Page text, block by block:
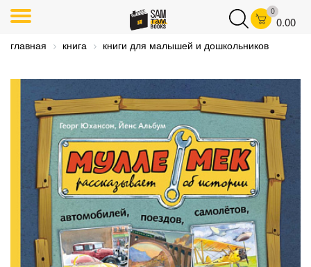
0
0.00
главная книга книги для малышей и дошкольников